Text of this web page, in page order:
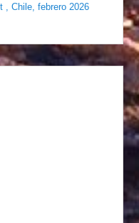
, Chile, febrero 2026